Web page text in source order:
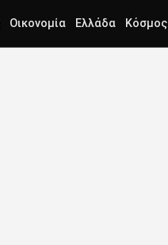
Οικονομία Ελλάδα Κόσμος